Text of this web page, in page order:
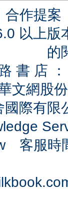
合作提案
以上
的
書 店
文網股
國際有
客服時